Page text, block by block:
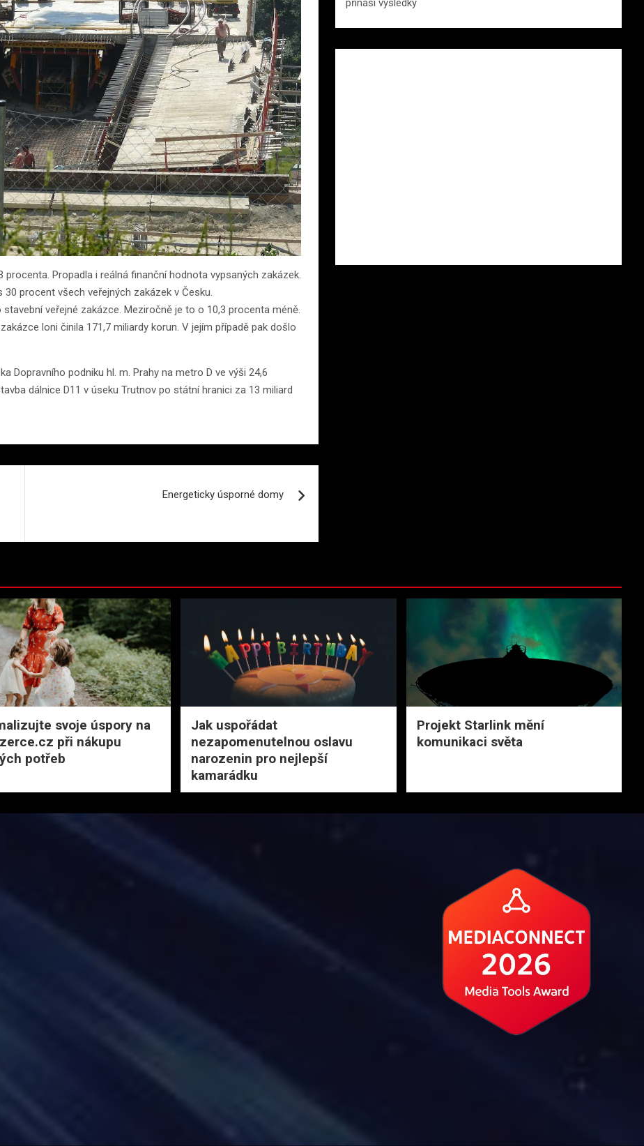
Propadla i reálná finanční hodnota vypsaných zakázek.
procent všech veřejných zakázek v Česku.
veřejné zakázce. Meziročně je to o 10,3 procenta méně.
loni činila 171,7 miliardy korun. V jejím případě pak došlo
Dopravního podniku hl. m. Prahy na metro D ve výši 24,6
dálnice D11 v úseku Trutnov po státní hranici za 13 miliard
Energeticky úsporné domy
přináší výsledky
svoje úspory na
při nákupu
potřeb
Jak uspořádat
nezapomenutelnou oslavu
narozenin pro nejlepší
kamarádku
Projekt Starlink mění
komunikaci světa